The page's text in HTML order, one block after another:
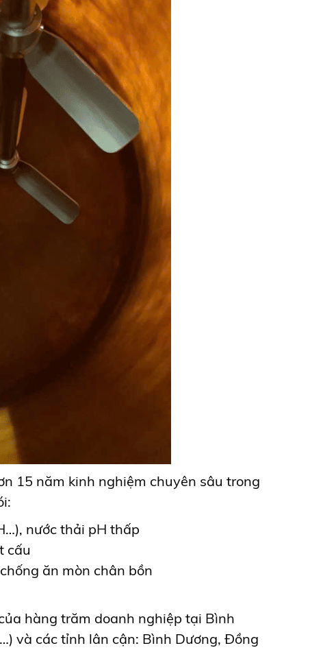
15 năm kinh nghiệm chuyên sâu trong
nước thải pH thấp
cấu
ăn mòn chân bồn
hàng trăm doanh nghiệp tại Bình
và các tỉnh lân cận: Bình Dương, Đồng